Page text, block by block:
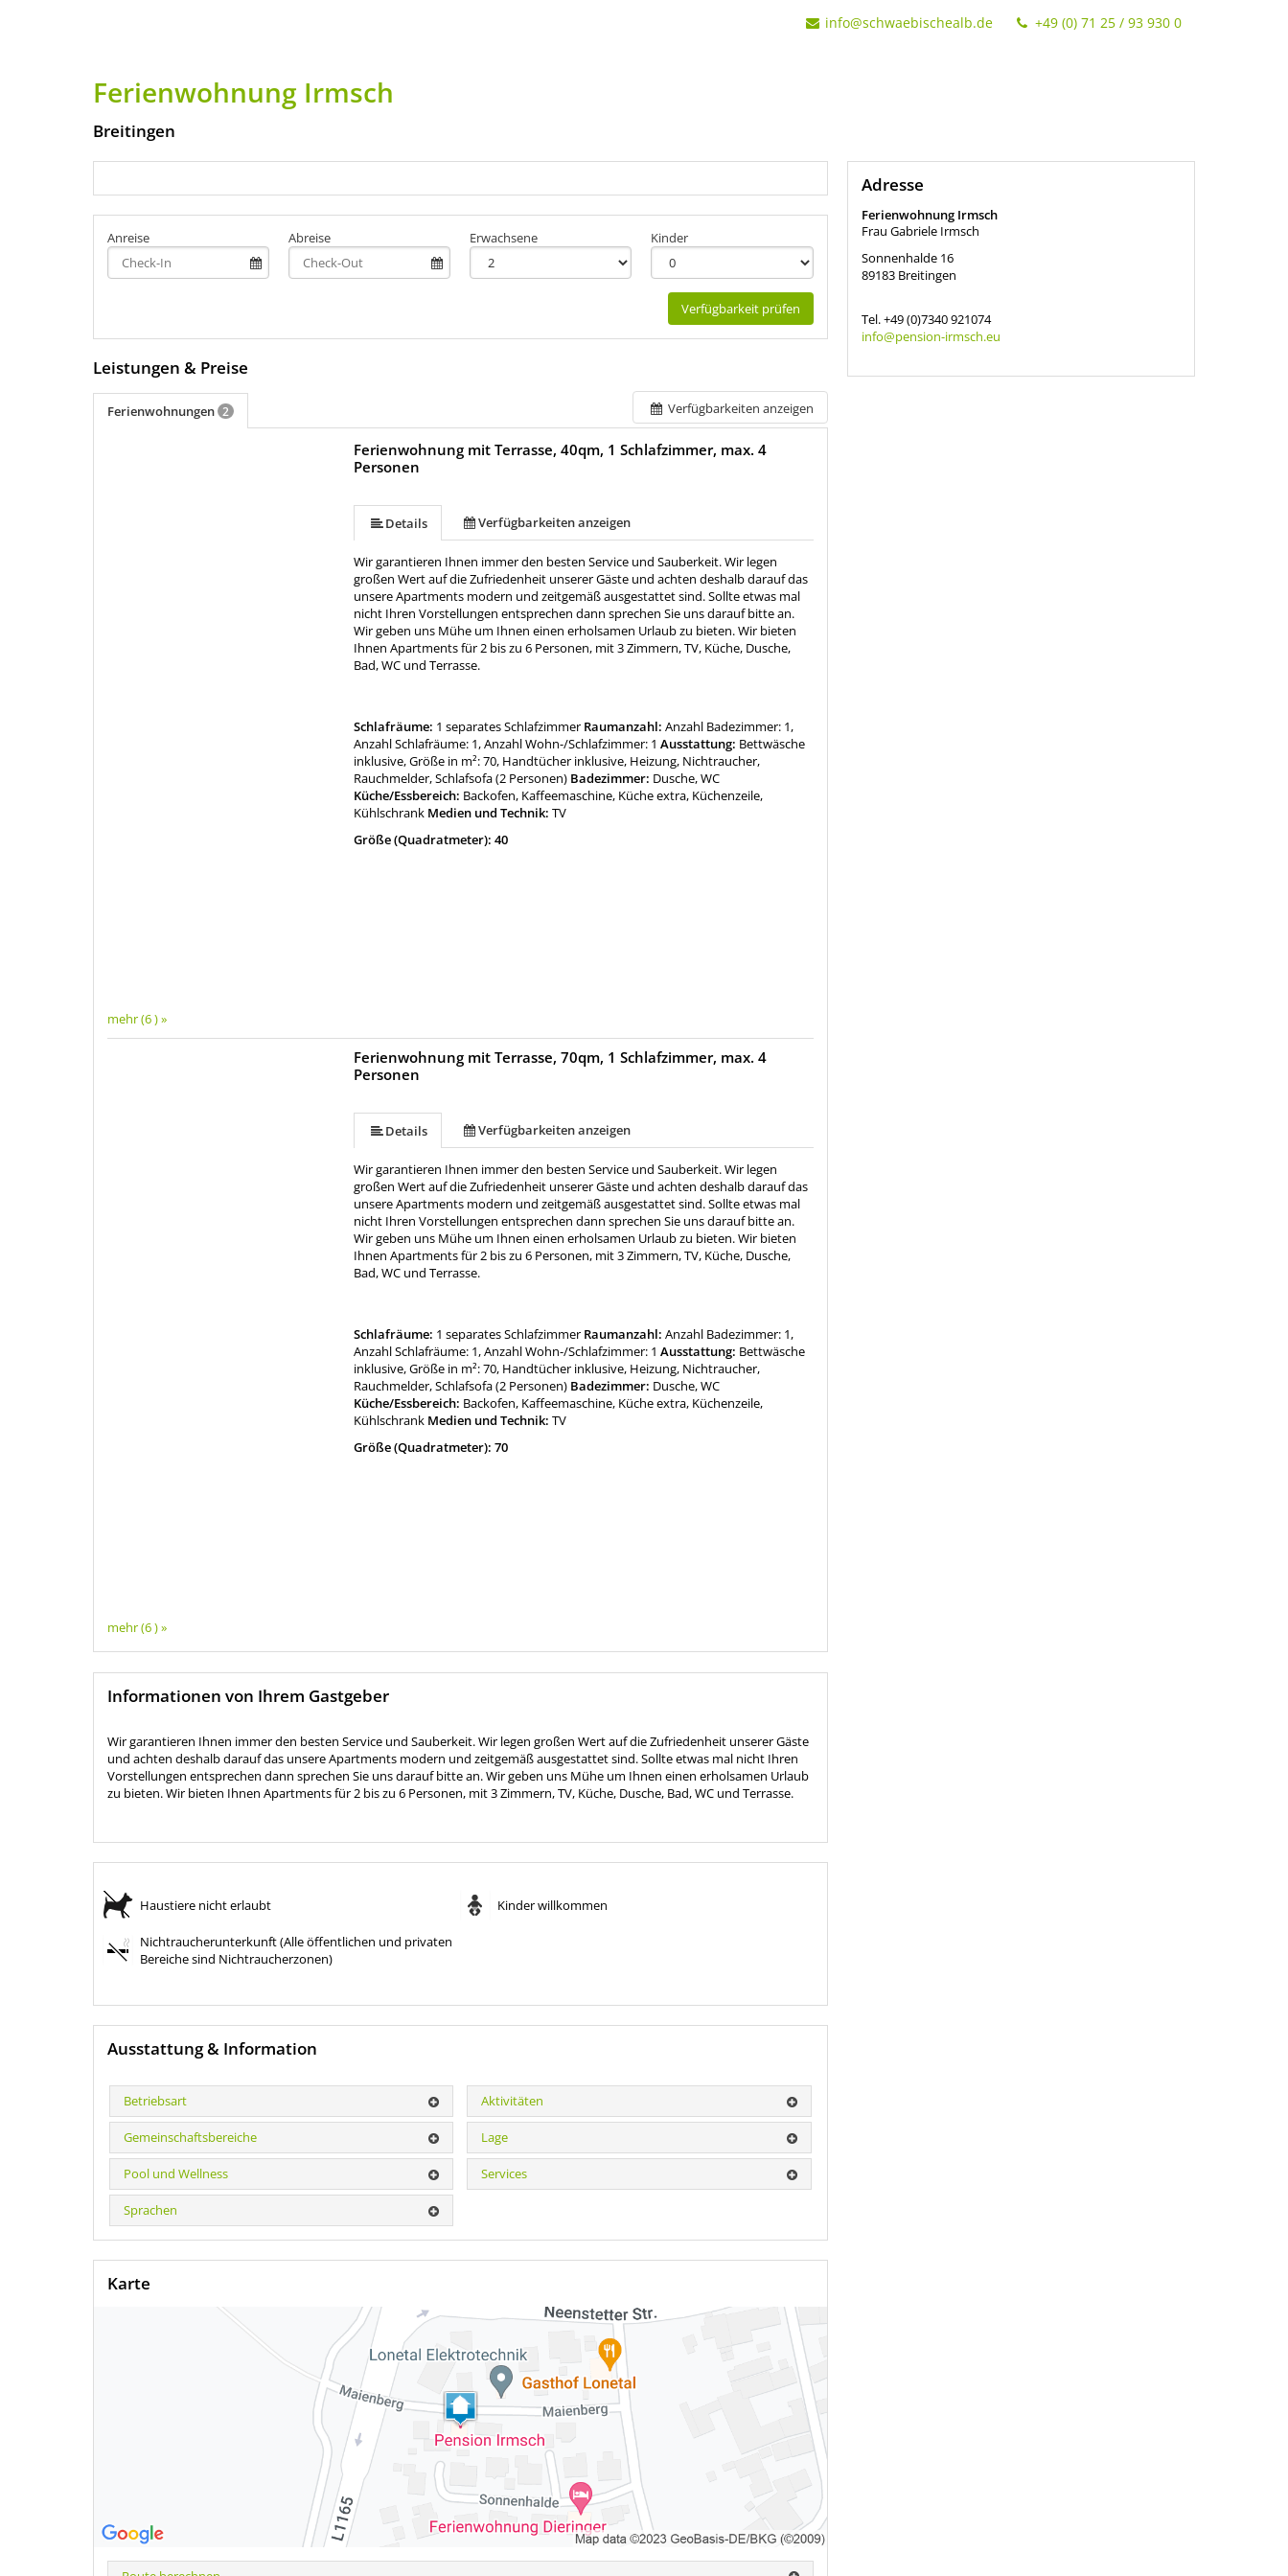
info@schwaebischealb.de +49 (0) 71 25 / 93 930 0
Ferienwohnung Irmsch
Breitingen
Anreise Abreise Erwachsene Kinder
Verfügbarkeit prüfen
Verfügbarkeiten anzeigen
Leistungen & Preise
Ferienwohnungen 2
mehr (6 ) »
Ferienwohnung mit Terrasse, 40qm, 1 Schlafzimmer, max. 4
Personen
Details Verfügbarkeiten anzeigen
Wir garantieren Ihnen immer den besten Service und Sauberkeit. Wir legen
großen Wert auf die Zufriedenheit unserer Gäste und achten deshalb darauf das
unsere Apartments modern und zeitgemäß ausgestattet sind. Sollte etwas mal
nicht Ihren Vorstellungen entsprechen dann sprechen Sie uns darauf bitte an.
Wir geben uns Mühe um Ihnen einen erholsamen Urlaub zu bieten. Wir bieten
Ihnen Apartments für 2 bis zu 6 Personen, mit 3 Zimmern, TV, Küche, Dusche,
Bad, WC und Terrasse.
Schlafräume: 1 separates Schlafzimmer Raumanzahl:Anzahl Badezimmer: 1,
Anzahl Schlafräume: 1, Anzahl Wohn-/Schlafzimmer: 1 Ausstattung: Bettwäsche
inklusive, Größe in m²: 70, Handtücher inklusive, Heizung, Nichtraucher,
Rauchmelder, Schlafsofa (2 Personen) Badezimmer: Dusche, WC
Küche/Essbereich: Backofen, Kaffeemaschine, Küche extra, Küchenzeile,
Kühlschrank Medien und Technik:TV
Größe (Quadratmeter): 40
mehr (6 ) »
Ferienwohnung mit Terrasse, 70qm, 1 Schlafzimmer, max. 4
Personen
Details Verfügbarkeiten anzeigen
Wir garantieren Ihnen immer den besten Service und Sauberkeit. Wir legen
großen Wert auf die Zufriedenheit unserer Gäste und achten deshalb darauf das
unsere Apartments modern und zeitgemäß ausgestattet sind. Sollte etwas mal
nicht Ihren Vorstellungen entsprechen dann sprechen Sie uns darauf bitte an.
Wir geben uns Mühe um Ihnen einen erholsamen Urlaub zu bieten. Wir bieten
Ihnen Apartments für 2 bis zu 6 Personen, mit 3 Zimmern, TV, Küche, Dusche,
Bad, WC und Terrasse.
Schlafräume: 1 separates Schlafzimmer Raumanzahl:Anzahl Badezimmer: 1,
Anzahl Schlafräume: 1, Anzahl Wohn-/Schlafzimmer: 1 Ausstattung: Bettwäsche
inklusive, Größe in m²: 70, Handtücher inklusive, Heizung, Nichtraucher,
Rauchmelder, Schlafsofa (2 Personen) Badezimmer: Dusche, WC
Küche/Essbereich: Backofen, Kaffeemaschine, Küche extra, Küchenzeile,
Kühlschrank Medien und Technik:TV
Größe (Quadratmeter): 70
Informationen von Ihrem Gastgeber
Wir garantieren Ihnen immer den besten Service und Sauberkeit. Wir legen großen Wert auf die Zufriedenheit unserer Gäste
und achten deshalb darauf das unsere Apartments modern und zeitgemäß ausgestattet sind. Sollte etwas mal nicht Ihren
Vorstellungen entsprechen dann sprechen Sie uns darauf bitte an. Wir geben uns Mühe um Ihnen einen erholsamen Urlaub
zu bieten. Wir bieten Ihnen Apartments für 2 bis zu 6 Personen, mit 3 Zimmern, TV, Küche, Dusche, Bad, WC und Terrasse.
Haustiere nicht erlaubt Kinder willkommen
Nichtraucherunterkunft (Alle öffentlichen und privaten
Bereiche sind Nichtraucherzonen)
Ausstattung & Information
Betriebsart Aktivitäten
Gemeinschaftsbereiche Lage
Pool und Wellness Services
Sprachen
Karte
Adresse
Ferienwohnung Irmsch
Frau Gabriele Irmsch
Sonnenhalde 16
89183 Breitingen
Tel.+49 (0)7340 921074
info@pension-irmsch.eu